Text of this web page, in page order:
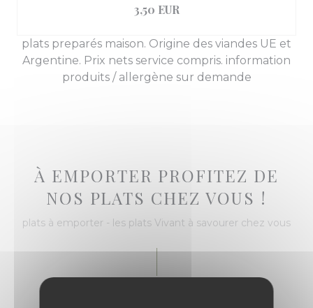
3,50 EUR
plats preparés maison. Origine des viandes UE et
Argentine. Prix nets service compris. information
produits / allergène sur demande
À EMPORTER PROFITEZ DE
NOS PLATS CHEZ VOUS !
plats à emporter - les plats Vivant à savourer chez vous